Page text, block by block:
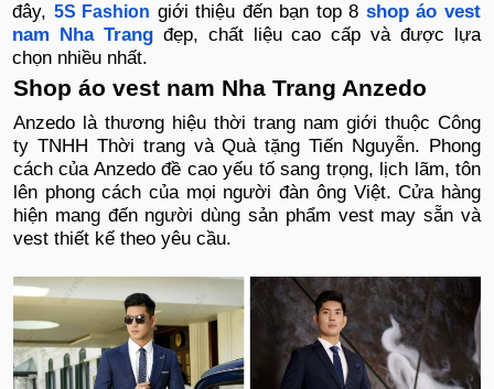
đây, 5S Fashion giới thiệu đến bạn top 8 shop áo vest
nam Nha Trangđẹp, chất liệu cao cấp và được lựa
chọn nhiều nhất.
Shop áo vest nam Nha Trang Anzedo
Anzedo là thương hiệu thời trang nam giới thuộc Công
ty TNHH Thời trang và Quà tặng Tiến Nguyễn. Phong
cách của Anzedo đề cao yếu tố sang trọng, lịch lãm, tôn
lên phong cách của mọi người đàn ông Việt. Cửa hàng
hiện mang đến người dùng sản phẩm vest may sẵn và
vest thiết kế theo yêu cầu.